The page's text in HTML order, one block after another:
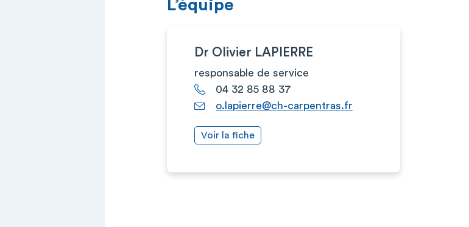
L’équipe
Dr Olivier LAPIERRE
responsable de service
04 32 85 88 37
o.lapierre@ch-carpentras.fr
Voir la fiche